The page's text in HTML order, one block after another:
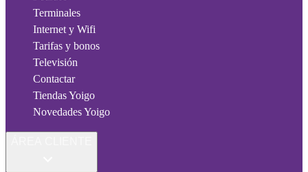
Terminales
Internet y Wifi
Tarifas y bonos
Televisión
Contactar
Tiendas Yoigo
Novedades Yoigo